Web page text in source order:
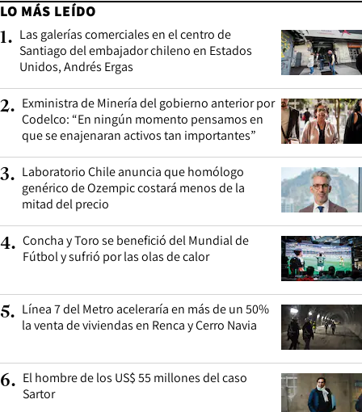
LO MÁS LEÍDO
1. Las galerías comerciales en el centro de
Santiago del embajador chileno en Estados
Unidos, Andrés Ergas
2. Exministra de Minería del gobierno anterior por
Codelco: “En ningún momento pensamos en
que se enajenaran activos tan importantes”
3. Laboratorio Chile anuncia que homólogo
genérico de Ozempic costará menos de la
mitad del precio
4. Concha y Toro se benefició del Mundial de
Fútbol y sufrió por las olas de calor
5. Línea 7 del Metro aceleraría en más de un 50%
la venta de viviendas en Renca y Cerro Navia
6. El hombre de los US$ 55 millones del caso
Sartor